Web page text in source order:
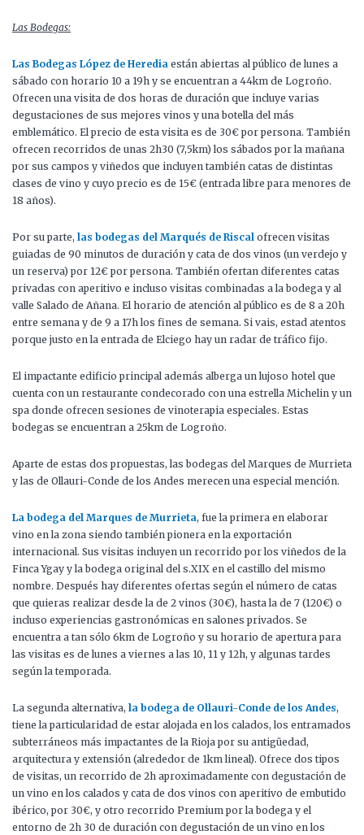
Las Bodegas:
Las Bodegas López de Heredia están abiertas al público de lunes a
sábado con horario 10 a 19h y se encuentran a 44km de Logroño.
Ofrecen una visita de dos horas de duración que incluye varias
degustaciones de sus mejores vinos y una botella del más
emblemático. El precio de esta visita es de 30€ por persona. También
ofrecen recorridos de unas 2h30 (7,5km) los sábados por la mañana
por sus campos y viñedos que incluyen también catas de distintas
clases de vino y cuyo precio es de 15€ (entrada libre para menores de
18 años).
Por su parte, las bodegas del Marqués de Riscal ofrecen visitas
guiadas de 90 minutos de duración y cata de dos vinos (un verdejo y
un reserva) por 12€ por persona. También ofertan diferentes catas
privadas con aperitivo e incluso visitas combinadas a la bodega y al
valle Salado de Añana. El horario de atención al público es de 8 a 20h
entre semana y de 9 a 17h los fines de semana. Si vais, estad atentos
porque justo en la entrada de Elciego hay un radar de tráfico fijo.
El impactante edificio principal además alberga un lujoso hotel que
cuenta con un restaurante condecorado con una estrella Michelin y un
spa donde ofrecen sesiones de vinoterapia especiales. Estas
bodegas se encuentran a 25km de Logroño.
Aparte de estas dos propuestas, las bodegas del Marques de Murrieta
y las de Ollauri-Conde de los Andes merecen una especial mención.
La bodega del Marques de Murrieta, fue la primera en elaborar
vino en la zona siendo también pionera en la exportación
internacional. Sus visitas incluyen un recorrido por los viñedos de la
Finca Ygay y la bodega original del s.XIX en el castillo del mismo
nombre. Después hay diferentes ofertas según el número de catas
que quieras realizar desde la de 2 vinos (30€), hasta la de 7 (120€) o
incluso experiencias gastronómicas en salones privados. Se
encuentra a tan sólo 6km de Logroño y su horario de apertura para
las visitas es de lunes a viernes a las 10, 11 y 12h, y algunas tardes
según la temporada.
La segunda alternativa, la bodega de Ollauri-Conde de los Andes,
tiene la particularidad de estar alojada en los calados, los entramados
subterráneos más impactantes de la Rioja por su antigüedad,
arquitectura y extensión (alrededor de 1km lineal). Ofrece dos tipos
de visitas, un recorrido de 2h aproximadamente con degustación de
un vino en los calados y cata de dos vinos con aperitivo de embutido
ibérico, por 30€, y otro recorrido Premium por la bodega y el
entorno de 2h 30 de duración con degustación de un vino en los